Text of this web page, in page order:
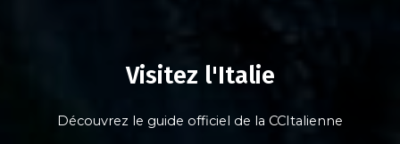
Visitez l'Italie
Découvrez le guide officiel de la CCItalienne